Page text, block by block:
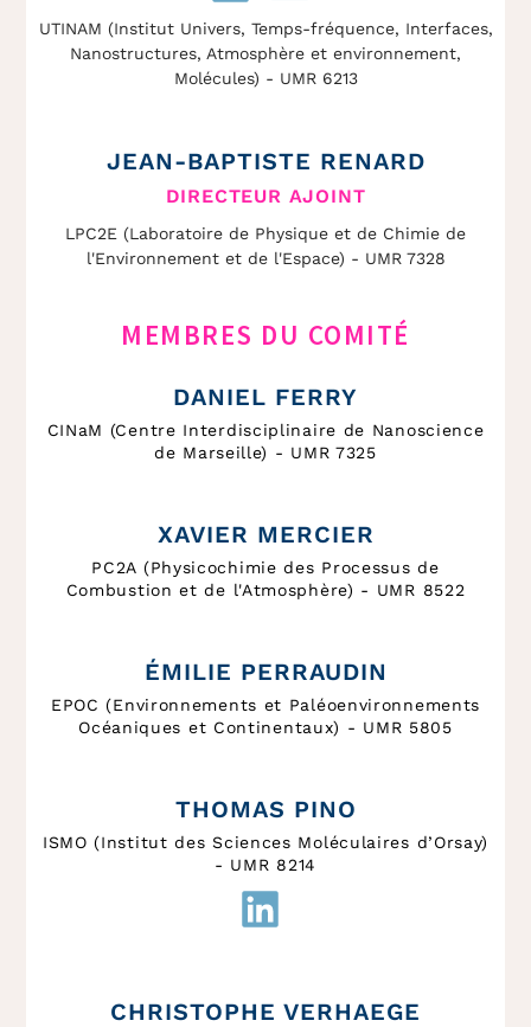
UTINAM (Institut Univers, Temps-fréquence, Interfaces,
Nanostructures, Atmosphère et environnement,
Molécules) - UMR 6213
JEAN-BAPTISTE RENARD
DIRECTEUR AJOINT
LPC2E (Laboratoire de Physique et de Chimie de
l'Environnement et de l'Espace) - UMR 7328
MEMBRES DU COMITÉ
DANIEL FERRY
CINaM (Centre Interdisciplinaire de Nanoscience
de Marseille) - UMR 7325
XAVIER MERCIER
PC2A (Physicochimie des Processus de
Combustion et de l'Atmosphère) - UMR 8522
ÉMILIE PERRAUDIN
EPOC (Environnements et Paléoenvironnements
Océaniques et Continentaux) - UMR 5805
THOMAS PINO
ISMO (Institut des Sciences Moléculaires d’Orsay)
- UMR 8214
CHRISTOPHE VERHAEGE